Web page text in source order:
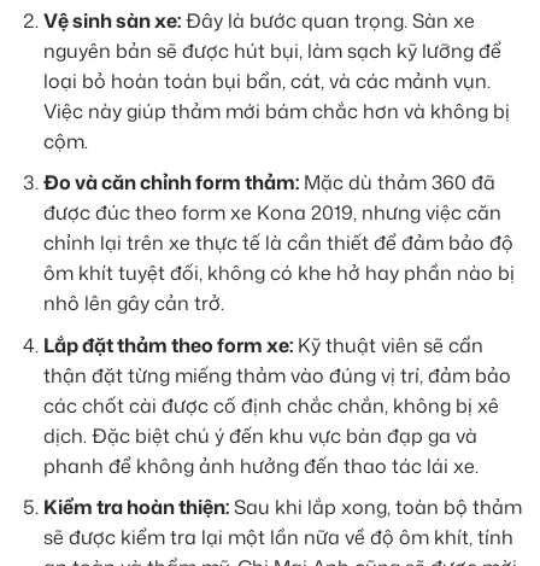
Vệ sinh sàn xe:Đây là bước quan trọng. Sàn xe
nguyên bản sẽ được hút bụi, làm sạch kỹ lưỡng để
loại bỏ hoàn toàn bụi bẩn, cát, và các mảnh vụn.
Việc này giúp thảm mới bám chắc hơn và không bị
cộm.
Đo và căn chỉnh form thảm:Mặc dù thảm 360 đã
được đúc theo form xe Kona 2019, nhưng việc căn
chỉnh lại trên xe thực tế là cần thiết để đảm bảo độ
ôm khít tuyệt đối, không có khe hở hay phần nào bị
nhô lên gây cản trở.
Lắp đặt thảm theo form xe:Kỹ thuật viên sẽ cẩn
thận đặt từng miếng thảm vào đúng vị trí, đảm bảo
các chốt cài được cố định chắc chắn, không bị xê
dịch. Đặc biệt chú ý đến khu vực bàn đạp ga và
phanh để không ảnh hưởng đến thao tác lái xe.
Kiểm tra hoàn thiện:Sau khi lắp xong, toàn bộ thảm
sẽ được kiểm tra lại một lần nữa về độ ôm khít, tính